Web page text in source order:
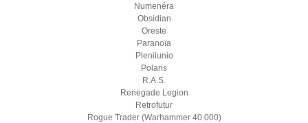
Numenéra
Obsidian
Oreste
Paranoïa
Plenilunio
Polaris
R.A.S.
Renegade Legion
Retrofutur
Rogue Trader (Warhammer 40.000)